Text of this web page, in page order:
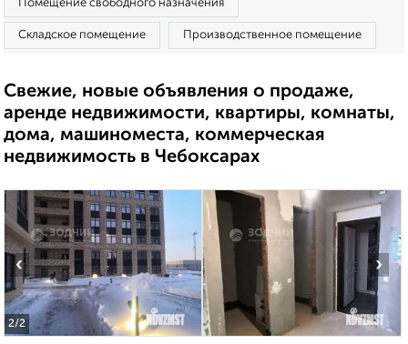
Помещение свободного назначения
Складское помещение Производственное помещение
Свежие, новые объявления о продаже,
аренде недвижимости, квартиры, комнаты,
дома, машиноместа, коммерческая
недвижимость в Чебоксарах
2/2
‹ ›